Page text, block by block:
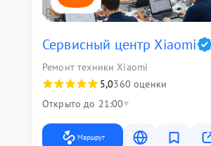
Сервисный центр Xiaomi
Ремонт техники Xiaomi
5,0360 оценки
Открыто до 21:00
Маршрут